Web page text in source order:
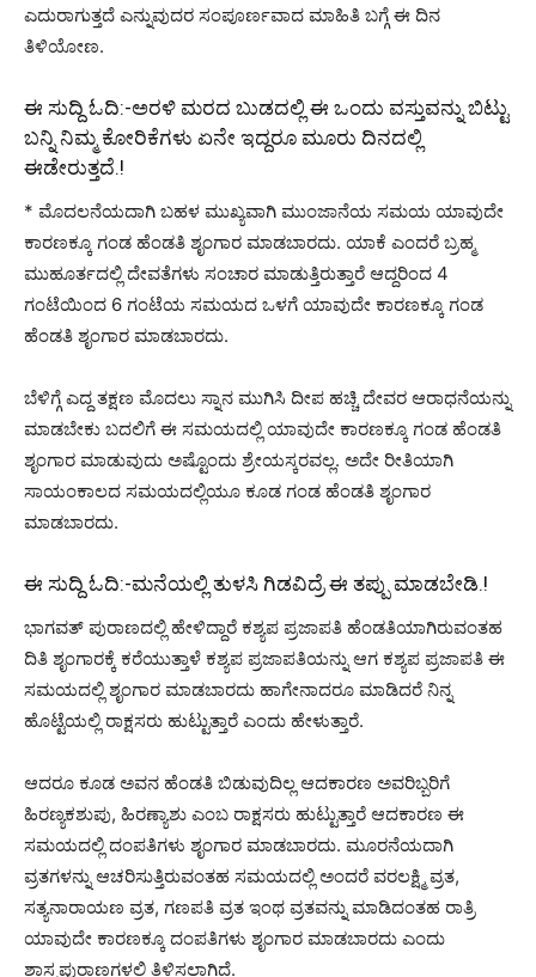
ಎದುರಾಗುತ್ತದೆ ಎನ್ನುವುದರ ಸಂಪೂರ್ಣವಾದ ಮಾಹಿತಿ ಬಗ್ಗೆ ಈ ದಿನ
ತಿಳಿಯೋಣ.
ಈ ಸುದ್ದಿ ಓದಿ:-ಅರಳಿ ಮರದ ಬುಡದಲ್ಲಿ ಈ ಒಂದು ವಸ್ತುವನ್ನು ಬಿಟ್ಟು
ಬನ್ನಿ ನಿಮ್ಮ ಕೋರಿಕೆಗಳು ಏನೇ ಇದ್ದರೂ ಮೂರು ದಿನದಲ್ಲಿ
ಈಡೇರುತ್ತದೆ.!
* ಮೊದಲನೆಯದಾಗಿ ಬಹಳ ಮುಖ್ಯವಾಗಿ ಮುಂಜಾನೆಯ ಸಮಯ ಯಾವುದೇ
ಕಾರಣಕ್ಕೂ ಗಂಡ ಹೆಂಡತಿ ಶೃಂಗಾರ ಮಾಡಬಾರದು. ಯಾಕೆ ಎಂದರೆ ಬ್ರಹ್ಮ
ಮುಹೂರ್ತದಲ್ಲಿ ದೇವತೆಗಳು ಸಂಚಾರ ಮಾಡುತ್ತಿರುತ್ತಾರೆ ಆದ್ದರಿಂದ 4
ಗಂಟೆಯಿಂದ 6 ಗಂಟೆಯ ಸಮಯದ ಒಳಗೆ ಯಾವುದೇ ಕಾರಣಕ್ಕೂ ಗಂಡ
ಹೆಂಡತಿ ಶೃಂಗಾರ ಮಾಡಬಾರದು.
ಬೆಳಿಗ್ಗೆ ಎದ್ದ ತಕ್ಷಣ ಮೊದಲು ಸ್ನಾನ ಮುಗಿಸಿ ದೀಪ ಹಚ್ಚಿ ದೇವರ ಆರಾಧನೆಯನ್ನು
ಮಾಡಬೇಕು ಬದಲಿಗೆ ಈ ಸಮಯದಲ್ಲಿ ಯಾವುದೇ ಕಾರಣಕ್ಕೂ ಗಂಡ ಹೆಂಡತಿ
ಶೃಂಗಾರ ಮಾಡುವುದು ಅಷ್ಟೊಂದು ಶ್ರೇಯಸ್ಕರವಲ್ಲ. ಅದೇ ರೀತಿಯಾಗಿ
ಸಾಯಂಕಾಲದ ಸಮಯದಲ್ಲಿಯೂ ಕೂಡ ಗಂಡ ಹೆಂಡತಿ ಶೃಂಗಾರ
ಮಾಡಬಾರದು.
ಈ ಸುದ್ದಿ ಓದಿ:-ಮನೆಯಲ್ಲಿ ತುಳಸಿ ಗಿಡವಿದ್ರೆ ಈ ತಪ್ಪು ಮಾಡಬೇಡಿ.!
ಭಾಗವತ್ ಪುರಾಣದಲ್ಲಿ ಹೇಳಿದ್ದಾರೆ ಕಶ್ಯಪ ಪ್ರಜಾಪತಿ ಹೆಂಡತಿಯಾಗಿರುವಂತಹ
ದಿತಿ ಶೃಂಗಾರಕ್ಕೆ ಕರೆಯುತ್ತಾಳೆ ಕಶ್ಯಪ ಪ್ರಜಾಪತಿಯನ್ನು ಆಗ ಕಶ್ಯಪ ಪ್ರಜಾಪತಿ ಈ
ಸಮಯದಲ್ಲಿ ಶೃಂಗಾರ ಮಾಡಬಾರದು ಹಾಗೇನಾದರೂ ಮಾಡಿದರೆ ನಿನ್ನ
ಹೊಟ್ಟೆಯಲ್ಲಿ ರಾಕ್ಷಸರು ಹುಟ್ಟುತ್ತಾರೆ ಎಂದು ಹೇಳುತ್ತಾರೆ.
ಆದರೂ ಕೂಡ ಅವನ ಹೆಂಡತಿ ಬಿಡುವುದಿಲ್ಲ ಆದಕಾರಣ ಅವರಿಬ್ಬರಿಗೆ
ಹಿರಣ್ಯಕಶುಪು, ಹಿರಣ್ಯಾಶು ಎಂಬ ರಾಕ್ಷಸರು ಹುಟ್ಟುತ್ತಾರೆ ಆದಕಾರಣ ಈ
ಸಮಯದಲ್ಲಿ ದಂಪತಿಗಳು ಶೃಂಗಾರ ಮಾಡಬಾರದು. ಮೂರನೆಯದಾಗಿ
ವ್ರತಗಳನ್ನು ಆಚರಿಸುತ್ತಿರುವಂತಹ ಸಮಯದಲ್ಲಿ ಅಂದರೆ ವರಲಕ್ಷ್ಮಿ ವ್ರತ,
ಸತ್ಯನಾರಾಯಣ ವ್ರತ, ಗಣಪತಿ ವ್ರತ ಇಂಥ ವ್ರತವನ್ನು ಮಾಡಿದಂತಹ ರಾತ್ರಿ
ಯಾವುದೇ ಕಾರಣಕ್ಕೂ ದಂಪತಿಗಳು ಶೃಂಗಾರ ಮಾಡಬಾರದು ಎಂದು
ಶಾಸ್ತ್ರಪುರಾಣಗಳಲ್ಲಿ ತಿಳಿಸಲಾಗಿದೆ.